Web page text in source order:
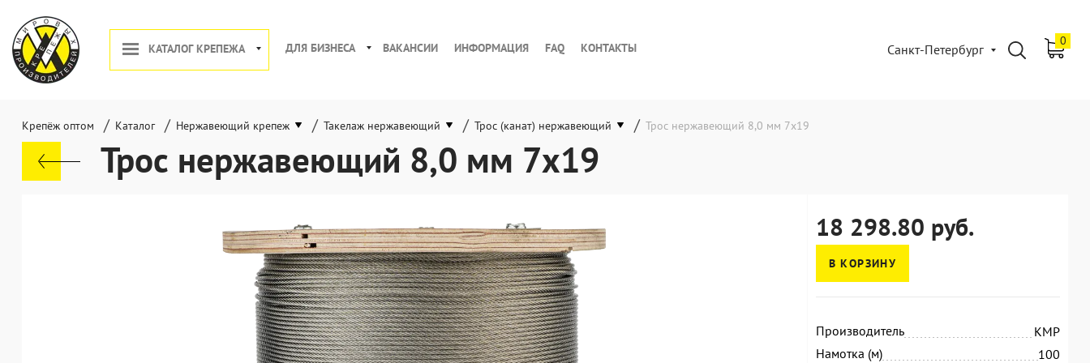
КАТАЛОГ КРЕПЕЖА ДЛЯ БИЗНЕСА ВАКАНСИИ ИНФОРМАЦИЯ FAQ КОНТАКТЫ Санкт-Петербург
0
Крепёж оптом / Каталог / Нержавеющий крепеж / Такелаж нержавеющий / Трос (канат) нержавеющий / Трос нержавеющий 8,0 мм 7x19
Трос нержавеющий 8,0 мм 7x19
18 298.80 руб.
В КОРЗИНУ
Производитель
KMP
Намотка (м)
100